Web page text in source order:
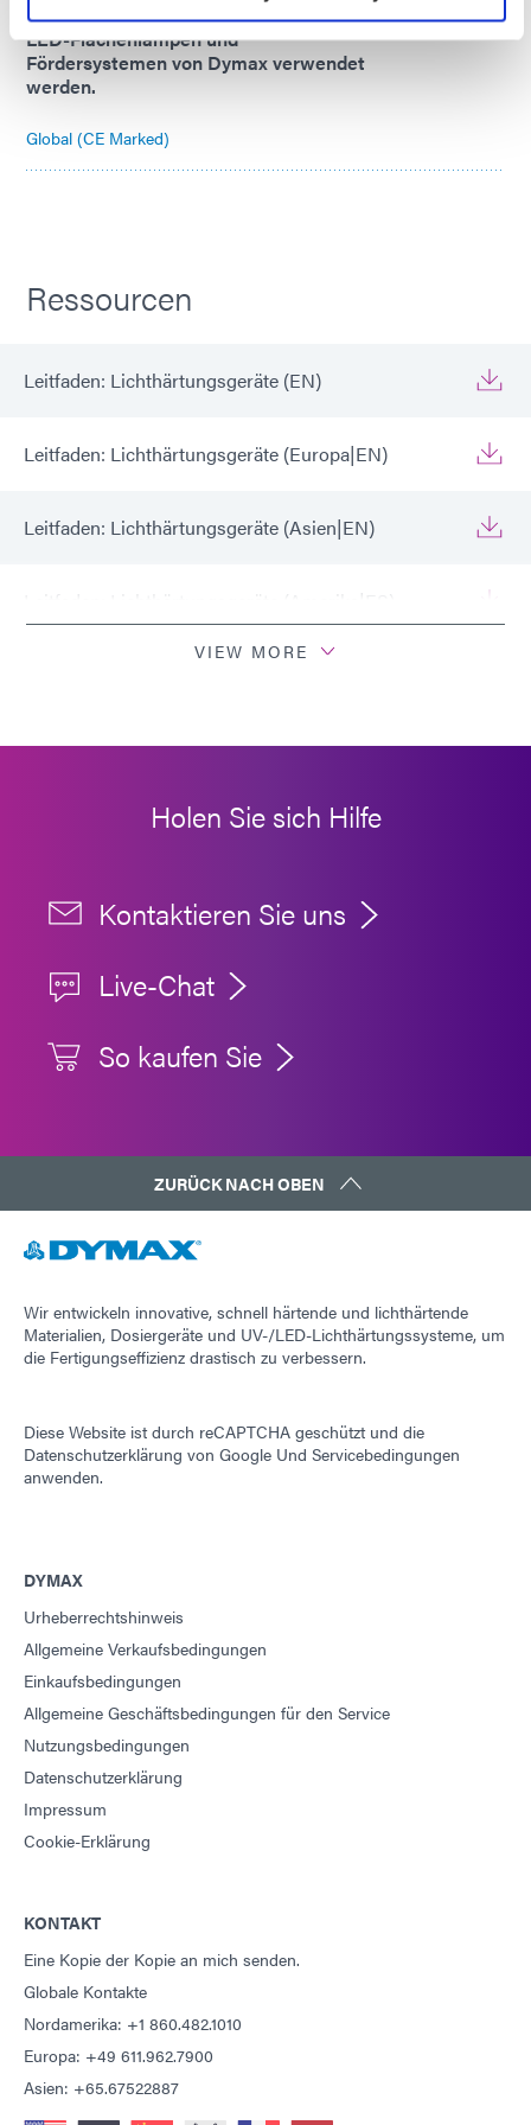
Fördersystemen. Kann mit UV- oder
LED-Flächenlampen und
Fördersystemen von Dymax verwendet
werden.
Global (CE Marked)
Ressourcen
Leitfaden: Lichthärtungsgeräte (EN)
Leitfaden: Lichthärtungsgeräte (Europa|EN)
Leitfaden: Lichthärtungsgeräte (Asien|EN)
Leitfaden: Lichthärtungsgeräte (Amerika|ES)
VIEW MORE
Holen Sie sich Hilfe
Kontaktieren Sie uns
Live-Chat
So kaufen Sie
ZURÜCK NACH OBEN
Wir entwickeln innovative, schnell härtende und lichthärtende
Materialien, Dosiergeräte und UV-/LED-Lichthärtungssysteme, um
die Fertigungseffizienz drastisch zu verbessern.
Diese Website ist durch reCAPTCHA geschützt und die
Datenschutzerklärung von Google Und Servicebedingungen
anwenden.
DYMAX
Urheberrechtshinweis
Allgemeine Verkaufsbedingungen
Einkaufsbedingungen
Allgemeine Geschäftsbedingungen für den Service
Nutzungsbedingungen
Datenschutzerklärung
Impressum
Cookie-Erklärung
KONTAKT
Eine Kopie der Kopie an mich senden.
Globale Kontakte
Nordamerika: +1 860.482.1010
Europa: +49 611.962.7900
Asien: +65.67522887